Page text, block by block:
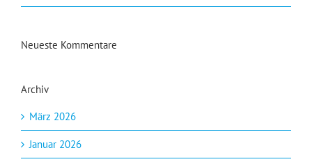
Neueste Kommentare
Archiv
März 2026
Januar 2026